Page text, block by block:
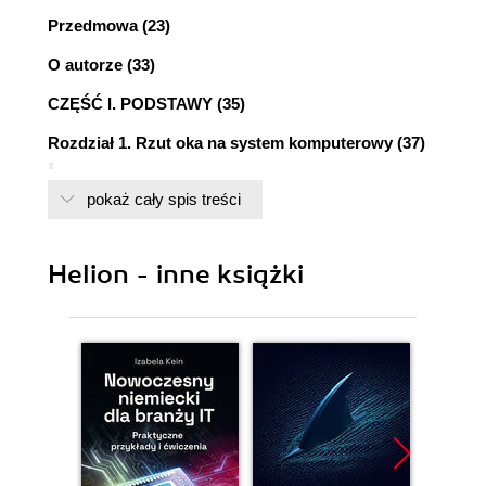
Przedmowa (23)
O autorze (33)
CZĘŚĆ I. PODSTAWY (35)
Rozdział 1. Rzut oka na system komputerowy (37)
1.2. EWOLUCJA MIKROPROCESORÓW (40)
Przerwania i cykl rozkazowy (45)
1.5. HIERARCHIA PAMIĘCI (53)
1.6. PAMIĘĆ PODRĘCZNA (56)
Motywy (56)
Zasady działania pamięci podręcznej (56)
Projektowanie pamięci podręcznej (58)
pokaż cały spis treści
Helion - inne książki